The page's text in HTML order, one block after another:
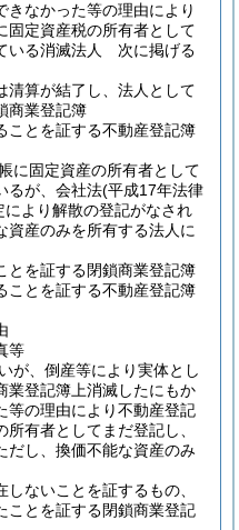
きなかった等の理由により
固定資産税の所有者として
いる消滅法人 次に掲げる
清算が結了し、法人として
商業登記簿
ことを証する不動産登記簿
に固定資産の所有者として
るが、会社法(平成17年法律
より解散の登記がなされ
資産のみを所有する法人に
とを証する閉鎖商業登記簿
ことを証する不動産登記簿
等
が、倒産等により実体とし
業登記簿上消滅したにもか
等の理由により不動産登記
有者としてまだ登記し、
だし、換価不能な資産のみ
ないことを証するもの、
ことを証する閉鎖商業登記